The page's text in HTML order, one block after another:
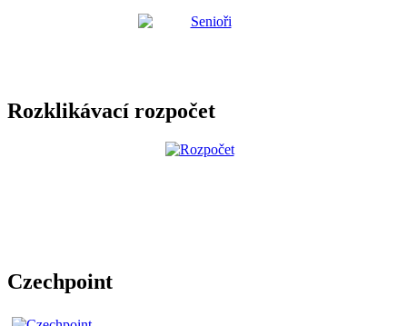
Rozklikávací rozpočet
Czechpoint